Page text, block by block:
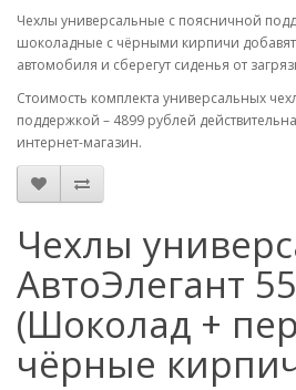
Чехлы универсальные с поясничной
шоколадные с чёрными кирпичи
автомобиля и сберегут сиденья от
Стоимость комплекта универсальных
поддержкой – 4899 рублей
интернет-магазин.
Чехлы
АвтоЭлегант
(Шоколад +
чёрные